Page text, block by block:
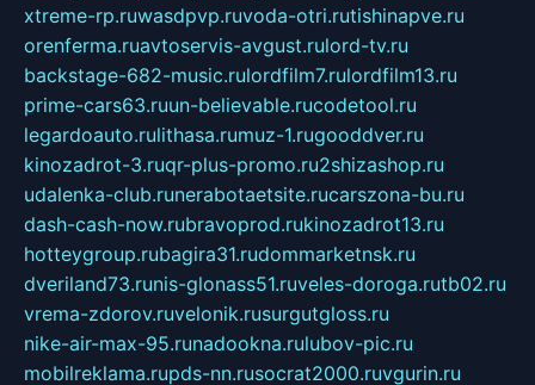
xtreme-rp.ruwasdpvp.ruvoda-otri.rutishinapve.ru
orenferma.ruavtoservis-avgust.rulord-tv.ru
backstage-682-music.rulordfilm7.rulordfilm13.ru
prime-cars63.ruun-believable.rucodetool.ru
legardoauto.rulithasa.rumuz-1.rugooddver.ru
kinozadrot-3.ruqr-plus-promo.ru2shizashop.ru
udalenka-club.runerabotaetsite.rucarszona-bu.ru
dash-cash-now.rubravoprod.rukinozadrot13.ru
hotteygroup.rubagira31.rudommarketnsk.ru
dveriland73.runis-glonass51.ruveles-doroga.rutb02.ru
vrema-zdorov.ruvelonik.rusurgutgloss.ru
nike-air-max-95.runadookna.rulubov-pic.ru
mobilreklama.rupds-nn.rusocrat2000.ruvgurin.ru